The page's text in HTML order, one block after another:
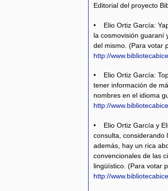
Editorial del proyecto
• Elio Ortiz García:
la cosmovisión guaraní
del mismo. (Para votar
http://
• Elio Ortiz García:
tener información de
nombres en el idioma
http://
• Elio Ortiz García y
consulta, considerando
además, hay un rica
convencionales de las
lingüístico. (Para votar
http://